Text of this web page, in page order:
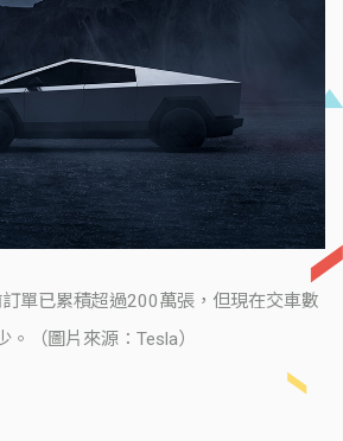
單已累積超過200萬張，但現在交車數
。（圖片來源：Tesla）